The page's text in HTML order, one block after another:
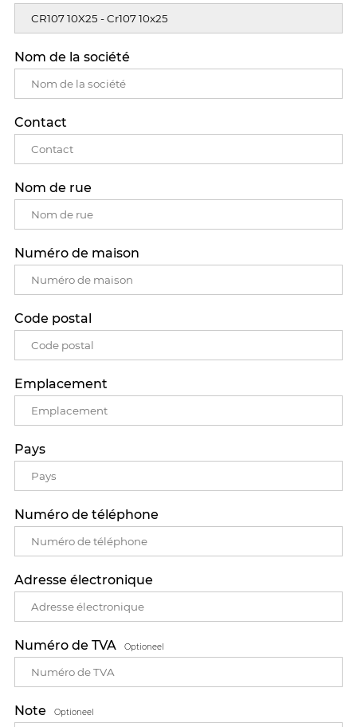
Nom de la société
Contact
Nom de rue
Numéro de maison
Code postal
Emplacement
Pays
Numéro de téléphone
Adresse électronique
Numéro de TVA Optioneel
Note Optioneel